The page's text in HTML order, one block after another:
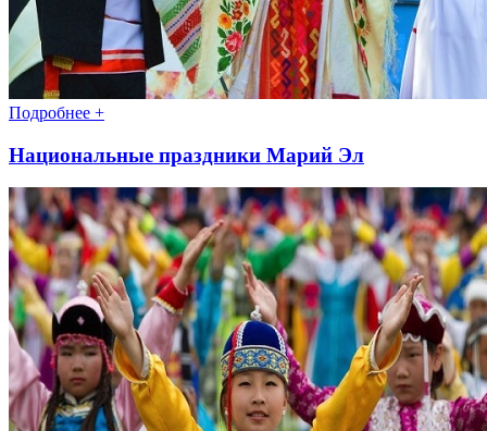
Подробнее +
Национальные праздники Марий Эл